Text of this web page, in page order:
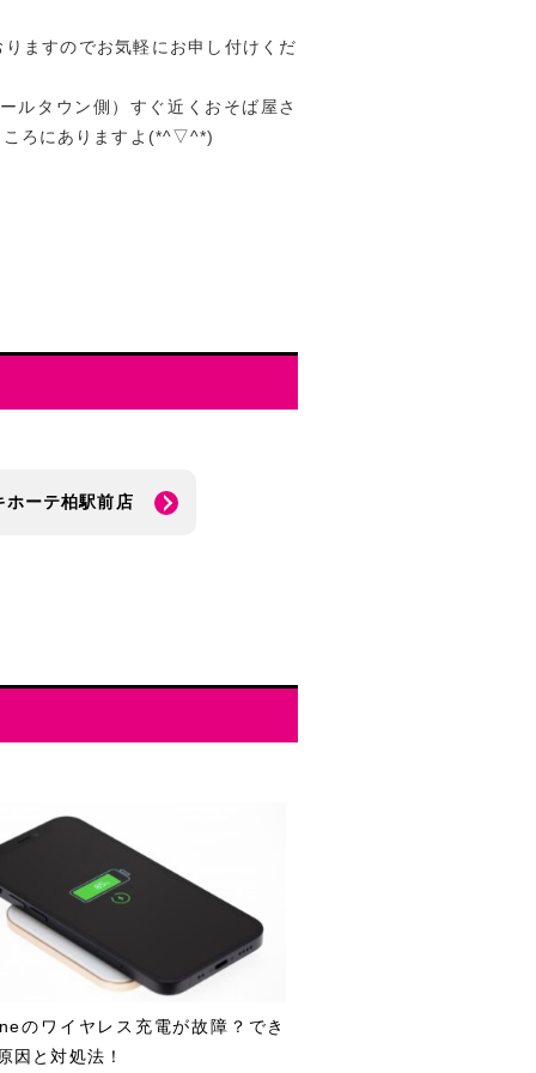
ますのでお気軽にお申し付けくだ
ルタウン側）すぐ近くおそば屋さ
ころにありますよ(*^▽^*)
ホーテ柏駅前店
のワイヤレス充電が故障？でき
因と対処法！